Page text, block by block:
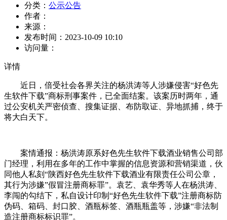
分类： 公示公告
作者：
来源：
发布时间： 2023-10-09 10:10
访问量：
详情
近日，倍受社会各界关注的杨洪涛等人涉嫌侵害“好色先
生软件下载”商标刑事案件，已全面结案。该案历时两年，通
过公安机关严密侦查、搜集证据、布防取证、异地抓捕，终于
将大白天下。
案情通报：杨洪涛原系好色先生软件下载酒业销售公司部
门经理，利用在多年的工作中掌握的信息资源和营销渠道，伙
同他人私刻“陕西好色先生软件下载酒业有限责任公司公章，
其行为涉嫌”假冒注册商标罪”。袁艺、袁华秀等人在杨洪涛、
李闯的勾结下，私自设计印制“好色先生软件下载”注册商标防
伪码、箱码、封口胶、酒瓶标签、酒瓶瓶盖等，涉嫌“非法制
造注册商标标识罪”。